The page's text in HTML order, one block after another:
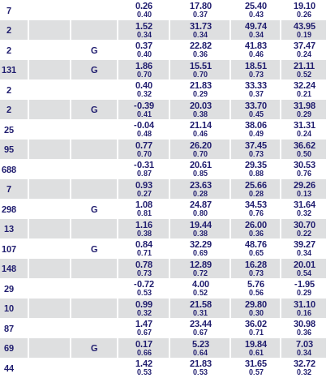
7 0.26
0.40
17.80
0.37
25.40
0.43
19.10
0.26
2 1.52
0.34
31.73
0.34
49.74
0.34
43.95
0.19
2 G 0.37
0.40
22.82
0.36
41.83
0.46
37.47
0.24
131 G 1.86
0.70
15.51
0.70
18.51
0.73
21.11
0.52
2 0.40
0.32
21.83
0.29
33.33
0.37
32.24
0.21
2 G -0.39
0.41
20.03
0.38
33.70
0.45
31.98
0.29
25 -0.04
0.48
21.14
0.46
38.06
0.49
31.31
0.24
95 0.77
0.70
26.20
0.70
37.45
0.73
36.62
0.50
688 -0.31
0.87
20.61
0.85
29.35
0.88
30.53
0.76
7 0.93
0.27
23.63
0.28
25.66
0.28
29.26
0.13
298 G 1.08
0.81
24.87
0.80
34.53
0.76
31.64
0.32
13 1.16
0.38
19.44
0.38
26.00
0.36
30.70
0.22
107 G 0.84
0.71
32.29
0.69
48.76
0.65
39.27
0.34
148 0.78
0.73
12.89
0.72
16.28
0.73
20.01
0.54
29 -0.72
0.53
4.00
0.52
5.76
0.56
-1.95
0.29
10 0.99
0.32
21.58
0.31
29.80
0.30
31.10
0.16
87 1.47
0.67
23.44
0.67
36.02
0.71
30.98
0.36
69 G 0.17
0.66
5.23
0.64
19.84
0.61
7.03
0.34
44 1.42
0.53
21.83
0.53
31.65
0.57
32.72
0.32